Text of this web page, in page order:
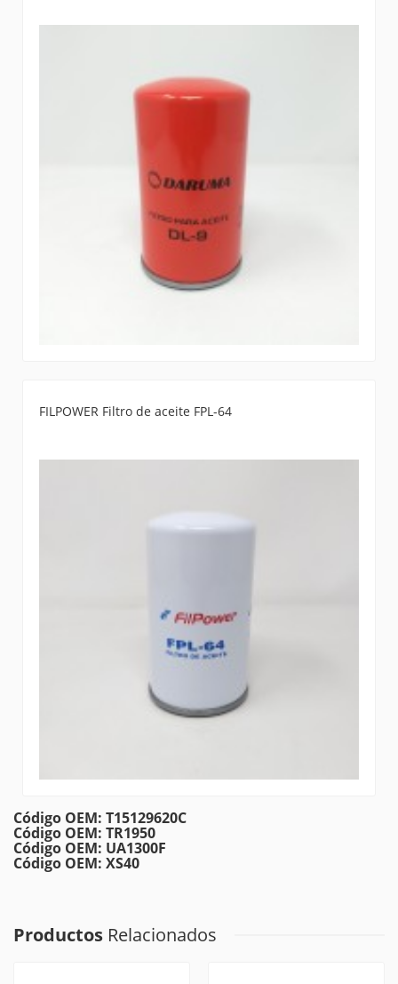
FILPOWER Filtro de aceite FPL-64
Código OEM: T15129620C
Código OEM: TR1950
Código OEM: UA1300F
Código OEM: XS40
Productos Relacionados